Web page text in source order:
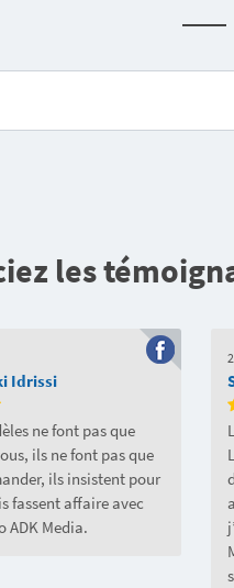
les
Idrissi
ne font pas que
ils ne font pas que
ils insistent pour
fassent affaire avec
ADK Media.